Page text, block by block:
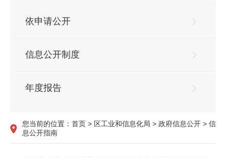
依申请公开
信息公开制度
年度报告
您当前的位置： 首页 > 区工业和信息化局 > 政府信息公开 > 信
息公开指南